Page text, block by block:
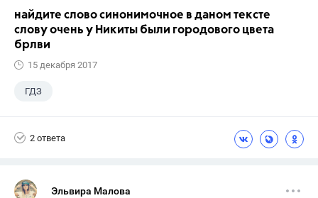
найдите слово синонимочное в даном тексте
слову очень у Никиты были городового цвета
брлви
15 декабря 2017
ГДЗ
2 ответа
Эльвира Малова